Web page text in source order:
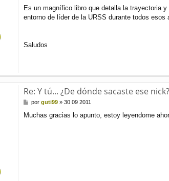
Es un magnífico libro que detalla la trayectoria
entorno de líder de la URSS durante todos esos
Saludos
Re: Y tú... ¿De dónde sacaste ese nick?
M
n
porguti99 »30 09 2011
Muchas gracias lo apunto, estoy leyendome